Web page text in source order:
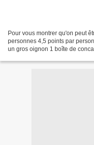
Pour vous montrer qu'on peut
personnes 4,5 points par
un gros oignon 1 boîte de